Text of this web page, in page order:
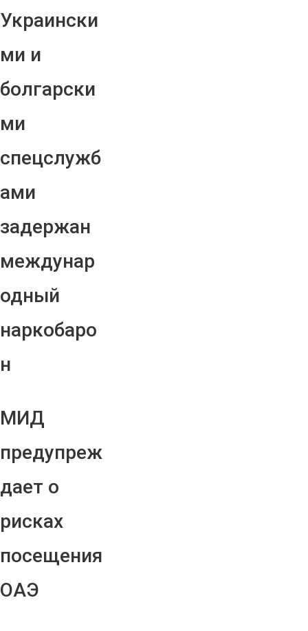
Украински
ми и
болгарски
ми
спецслужб
ами
задержан
междунар
одный
наркобаро
н
МИД
предупреж
дает о
рисках
посещения
ОАЭ